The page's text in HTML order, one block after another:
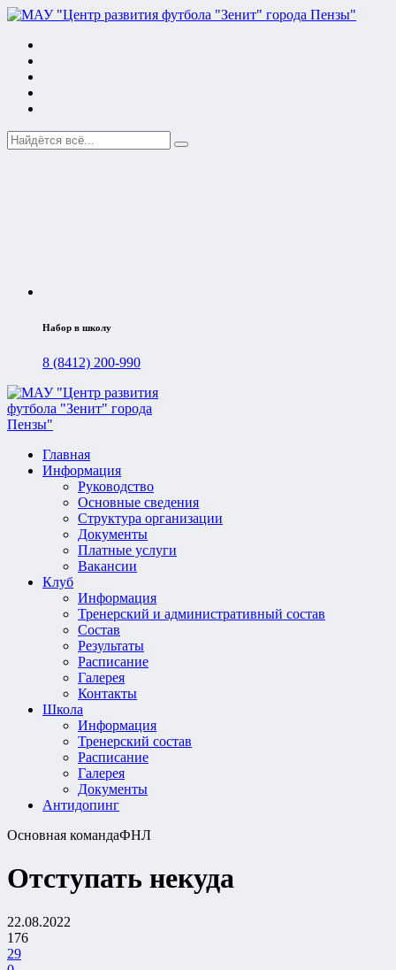
Набор в школу
8 (8412) 200-990
Главная
Информация
Руководство
Основные сведения
Структура организации
Документы
Платные услуги
Вакансии
Клуб
Информация
Тренерский и административный состав
Состав
Результаты
Расписание
Галерея
Контакты
Школа
Информация
Тренерский состав
Расписание
Галерея
Документы
Антидопинг
Основная командаФНЛ
Отступать некуда
22.08.2022
176
29